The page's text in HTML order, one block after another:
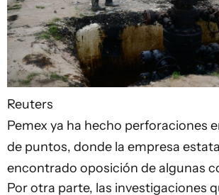
Reuters
Pemex ya ha hecho perforaciones
de puntos, donde la empresa
encontrado oposición de algunas
Por otra parte, las investigaciones